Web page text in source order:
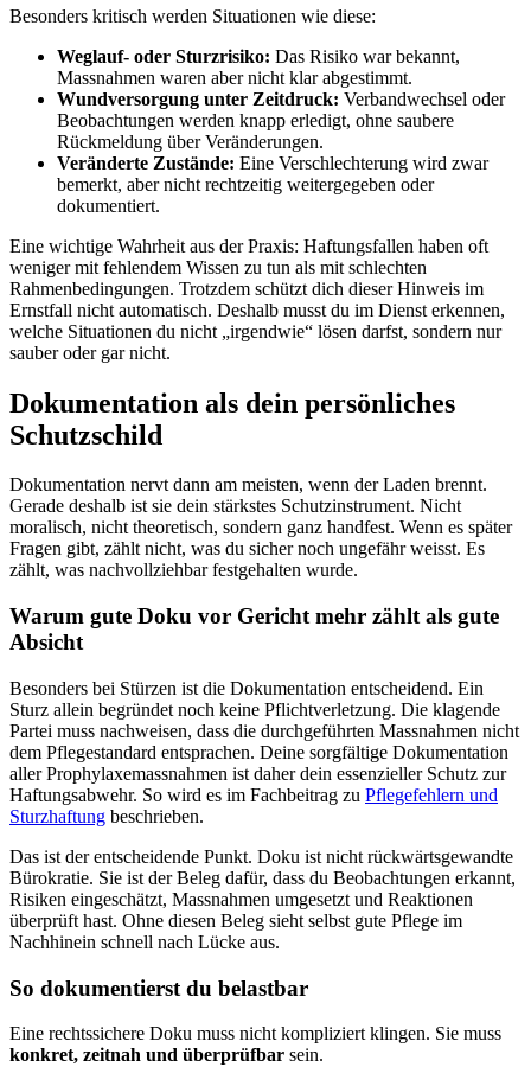
Besonders kritisch werden Situationen wie diese:
Weglauf- oder Sturzrisiko: Das Risiko war bekannt,
Massnahmen waren aber nicht klar abgestimmt.
Wundversorgung unter Zeitdruck: Verbandwechsel oder
Beobachtungen werden knapp erledigt, ohne saubere
Rückmeldung über Veränderungen.
Veränderte Zustände: Eine Verschlechterung wird zwar
bemerkt, aber nicht rechtzeitig weitergegeben oder
dokumentiert.
Eine wichtige Wahrheit aus der Praxis: Haftungsfallen haben oft
weniger mit fehlendem Wissen zu tun als mit schlechten
Rahmenbedingungen. Trotzdem schützt dich dieser Hinweis im
Ernstfall nicht automatisch. Deshalb musst du im Dienst erkennen,
welche Situationen du nicht „irgendwie“ lösen darfst, sondern nur
sauber oder gar nicht.
Dokumentation als dein persönliches
Schutzschild
Dokumentation nervt dann am meisten, wenn der Laden brennt.
Gerade deshalb ist sie dein stärkstes Schutzinstrument. Nicht
moralisch, nicht theoretisch, sondern ganz handfest. Wenn es später
Fragen gibt, zählt nicht, was du sicher noch ungefähr weisst. Es
zählt, was nachvollziehbar festgehalten wurde.
Warum gute Doku vor Gericht mehr zählt als gute
Absicht
Besonders bei Stürzen ist die Dokumentation entscheidend. Ein
Sturz allein begründet noch keine Pflichtverletzung. Die klagende
Partei muss nachweisen, dass die durchgeführten Massnahmen nicht
dem Pflegestandard entsprachen. Deine sorgfältige Dokumentation
aller Prophylaxemassnahmen ist daher dein essenzieller Schutz zur
Haftungsabwehr. So wird es im Fachbeitrag zu Pflegefehlern und
Sturzhaftung beschrieben.
Das ist der entscheidende Punkt. Doku ist nicht rückwärtsgewandte
Bürokratie. Sie ist der Beleg dafür, dass du Beobachtungen erkannt,
Risiken eingeschätzt, Massnahmen umgesetzt und Reaktionen
überprüft hast. Ohne diesen Beleg sieht selbst gute Pflege im
Nachhinein schnell nach Lücke aus.
So dokumentierst du belastbar
Eine rechtssichere Doku muss nicht kompliziert klingen. Sie muss
konkret, zeitnah und überprüfbar sein.